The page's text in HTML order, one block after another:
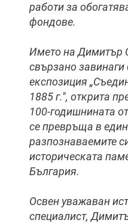
работи за
фондове.
Името на Димитър
свързано
експозиция
1885 г.", открита
100-годишнината
се превръща в
разпознаваемите
историческата
България.
Освен уважаван
специалист,